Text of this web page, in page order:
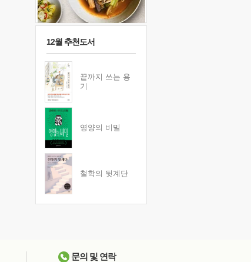
12월 추천도서
끝까지 쓰는 용
기
영양의 비밀
철학의 뒷계단
문의 및 연락